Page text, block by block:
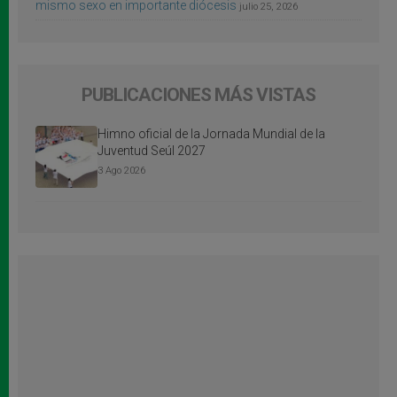
mismo sexo en importante diócesis julio 25, 2026
PUBLICACIONES MÁS VISTAS
Himno oficial de la Jornada Mundial de la
Juventud Seúl 2027
3 Ago 2026